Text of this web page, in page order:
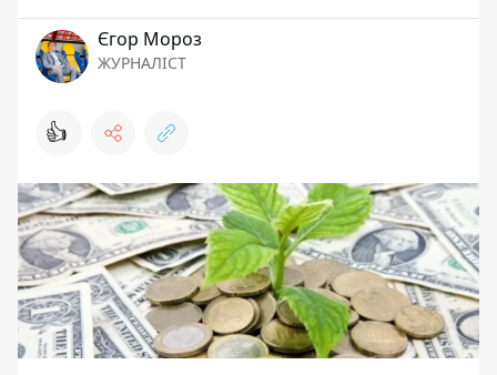
Єгор Мороз
ЖУРНАЛІСТ
👍